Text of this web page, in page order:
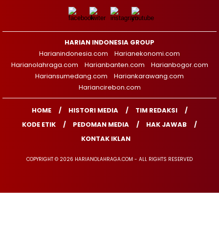
HARIAN INDONESIA GROUP
Harianindonesia.com
Harianekonomi.com
Harianolahraga.com
Harianbanten.com
Harianbogor.com
Hariansumedang.com
Hariankarawang.com
Hariancirebon.com
HOME HISTORI MEDIA
TIM REDAKSI
KODE ETIK
PEDOMAN MEDIA
HAK JAWAB
KONTAK IKLAN
COPYRIGHT © 2026 HARIANOLAHRAGA.COM - ALL RIGHTS RESERVED